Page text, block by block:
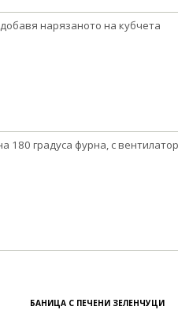
нарязаното на кубчета
180 градуса фурна, с
БАНИЦА С ПЕЧЕНИ ЗЕЛЕНЧУЦИ